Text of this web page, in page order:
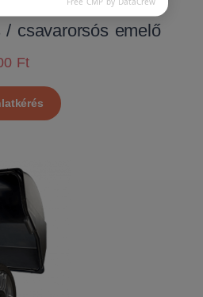
C
/ csavarorsós emelő
Ft